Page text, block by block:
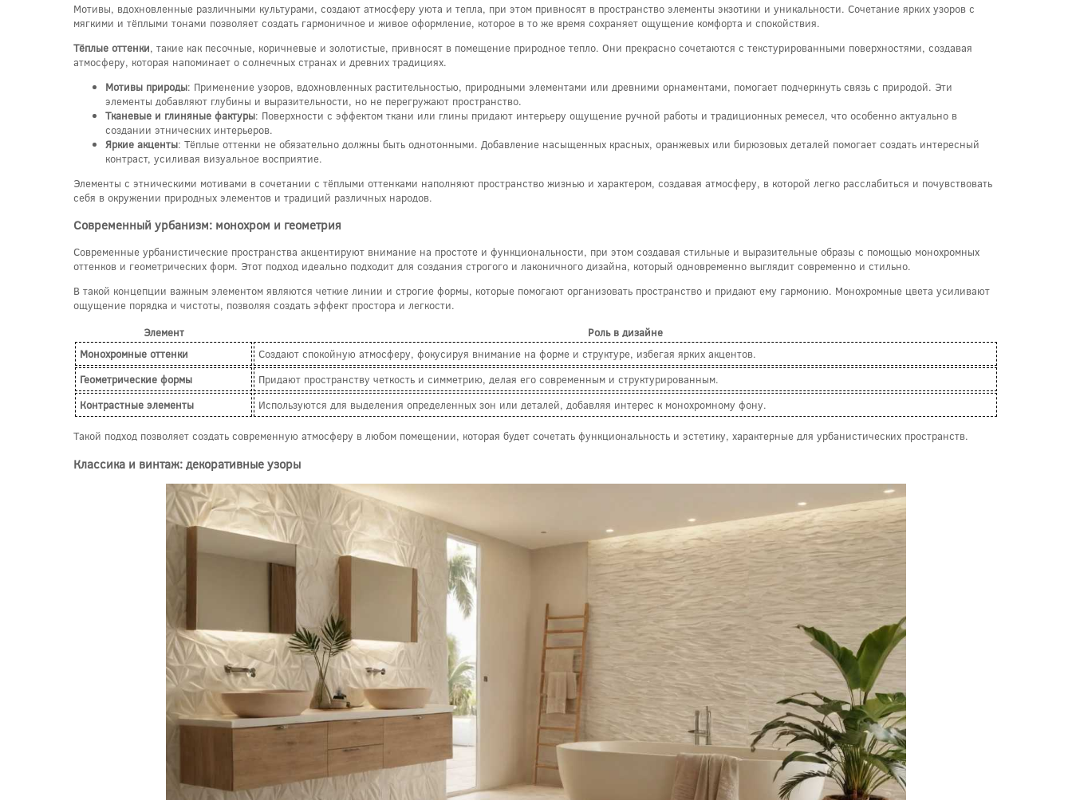
Мотивы, вдохновленные различными культурами, создают атмосферу уюта и тепла, при этом привносят в пространство элементы экзотики и уникальности. Сочетание ярких узоров с
мягкими и тёплыми тонами позволяет создать гармоничное и живое оформление, которое в то же время сохраняет ощущение комфорта и спокойствия.
Тёплые оттенки, такие как песочные, коричневые и золотистые, привносят в помещение природное тепло. Они прекрасно сочетаются с текстурированными поверхностями, создавая
атмосферу, которая напоминает о солнечных странах и древних традициях.
Мотивы природы: Применение узоров, вдохновленных растительностью, природными элементами или древними орнаментами, помогает подчеркнуть связь с природой. Эти
элементы добавляют глубины и выразительности, но не перегружают пространство.
Тканевые и глиняные фактуры: Поверхности с эффектом ткани или глины придают интерьеру ощущение ручной работы и традиционных ремесел, что особенно актуально в
создании этнических интерьеров.
Яркие акценты: Тёплые оттенки не обязательно должны быть однотонными. Добавление насыщенных красных, оранжевых или бирюзовых деталей помогает создать интересный
контраст, усиливая визуальное восприятие.
Элементы с этническими мотивами в сочетании с тёплыми оттенками наполняют пространство жизнью и характером, создавая атмосферу, в которой легко расслабиться и почувствовать
себя в окружении природных элементов и традиций различных народов.
Современный урбанизм: монохром и геометрия
Современные урбанистические пространства акцентируют внимание на простоте и функциональности, при этом создавая стильные и выразительные образы с помощью монохромных
оттенков и геометрических форм. Этот подход идеально подходит для создания строгого и лаконичного дизайна, который одновременно выглядит современно и стильно.
В такой концепции важным элементом являются четкие линии и строгие формы, которые помогают организовать пространство и придают ему гармонию. Монохромные цвета усиливают
ощущение порядка и чистоты, позволяя создать эффект простора и легкости.
Элемент
Роль в дизайне
Монохромные оттенки
Создают спокойную атмосферу, фокусируя внимание на форме и структуре, избегая ярких акцентов.
Геометрические формы
Придают пространству четкость и симметрию, делая его современным и структурированным.
Контрастные элементы
Используются для выделения определенных зон или деталей, добавляя интерес к монохромному фону.
Такой подход позволяет создать современную атмосферу в любом помещении, которая будет сочетать функциональность и эстетику, характерные для урбанистических пространств.
Классика и винтаж: декоративные узоры